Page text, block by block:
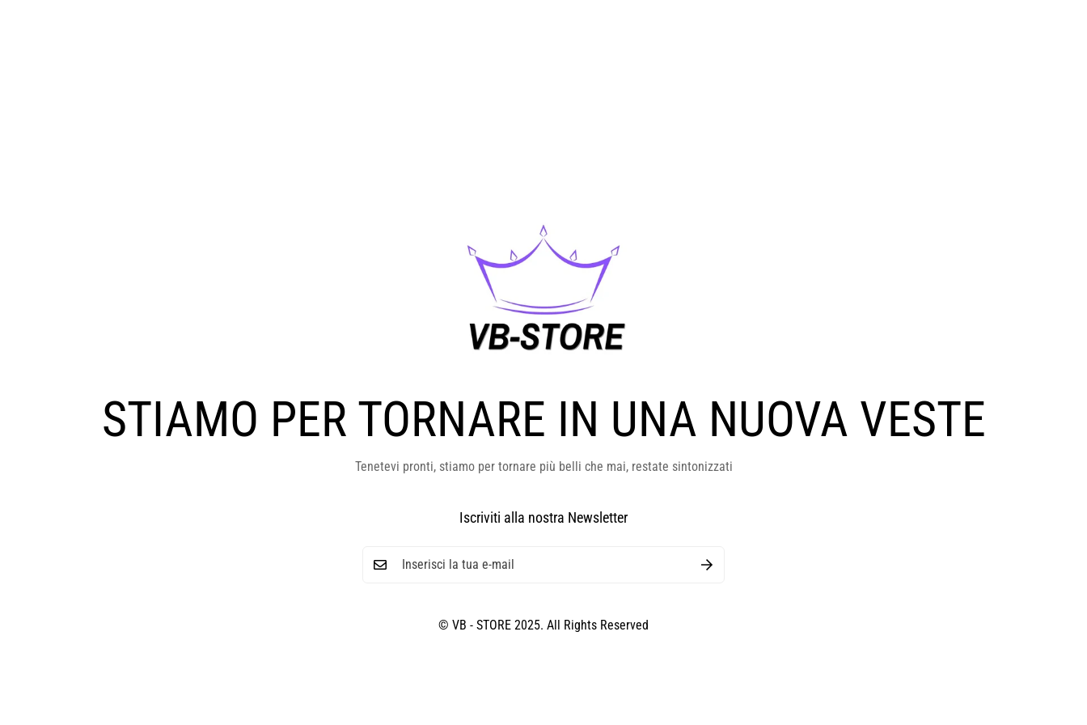
STIAMO PER TORNARE IN UNA NUOVA VESTE
Tenetevi pronti, stiamo per tornare più belli che mai, restate sintonizzati
Iscriviti alla nostra Newsletter
© VB - STORE 2025. All Rights Reserved